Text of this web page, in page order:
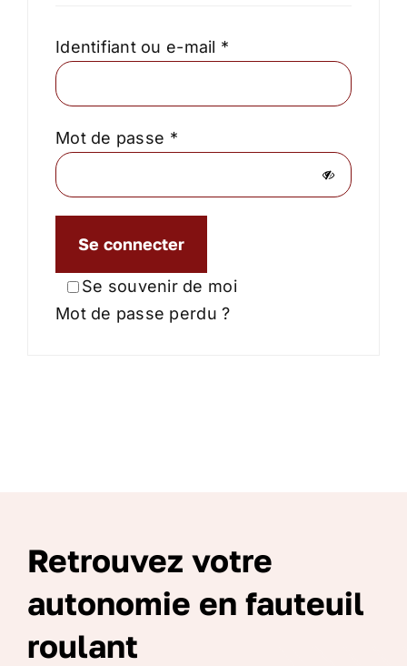
Panier
Identifiant ou e-mail *
Mot de passe *Obligatoire
Se souvenir de moi
Se connecter
Mot de passe perdu ?
Retrouvez votre
autonomie en fauteuil
roulant